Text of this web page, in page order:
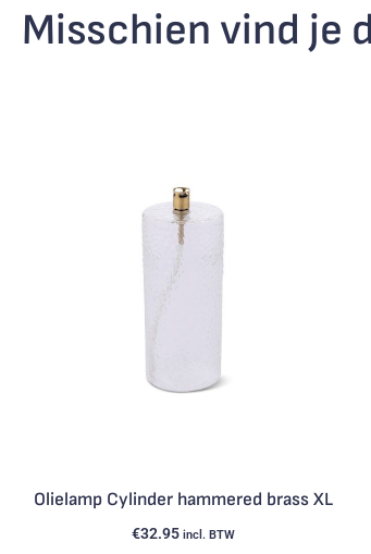
Misschien vind je
Olielamp Cylinder hammered brass XL
€32.95 incl. BTW